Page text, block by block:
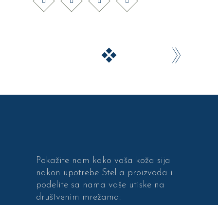
Pokažite nam kako vaša koža sija
nakon upotrebe Stella proizvoda i
podelite sa nama vaše utiske na
društvenim mrežama: